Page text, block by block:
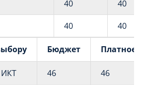
40 40
40 40
Бюджет Платное
46 46